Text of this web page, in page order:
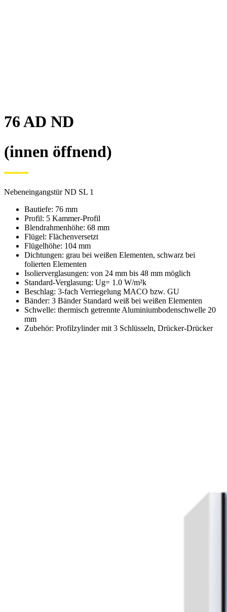
76 AD ND
(innen öffnend)
Nebeneingangstür ND SL 1
Bautiefe: 76 mm
Profil: 5 Kammer-Profil
Blendrahmenhöhe: 68 mm
Flügel: Flächenversetzt
Flügelhöhe: 104 mm
Dichtungen: grau bei weißen Elementen, schwarz bei
folierten Elementen
Isolierverglasungen: von 24 mm bis 48 mm möglich
Standard-Verglasung: Ug= 1.0 W/m²k
Beschlag: 3-fach Verriegelung MACO bzw. GU
Bänder: 3 Bänder Standard weiß bei weißen Elementen
Schwelle: thermisch getrennte Aluminiumbodenschwelle 20
mm
Zubehör: Profilzylinder mit 3 Schlüsseln, Drücker-Drücker